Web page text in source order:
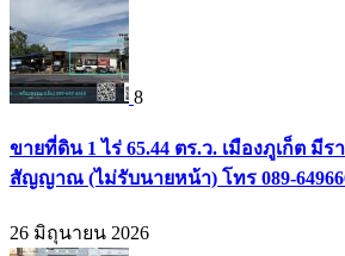
8
ขายที่ดิน 1 ไร่ 65.44 ตร.ว. เมืองภูเก็ต มีร
สัญญาณ (ไม่รับนายหน้า) โทร 089-
26 มิถุนายน 2026